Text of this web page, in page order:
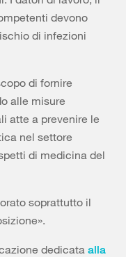
devono
di infezioni
di fornire
alle misure
atte a prevenire le
nel settore
di medicina del
soprattutto il
dedicata alla